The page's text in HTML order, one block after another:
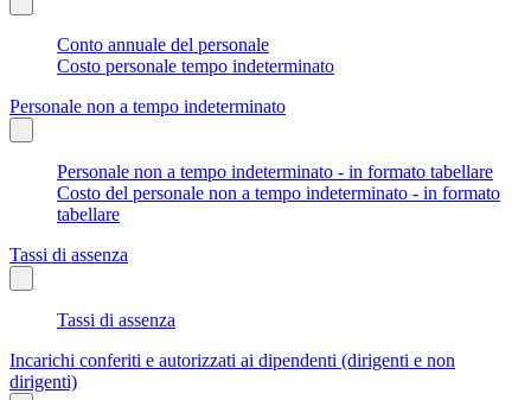
Conto annuale del personale
Costo personale tempo indeterminato
Personale non a tempo indeterminato
Personale non a tempo indeterminato - in formato tabellare
Costo del personale non a tempo indeterminato - in formato
tabellare
Tassi di assenza
Tassi di assenza
Incarichi conferiti e autorizzati ai dipendenti (dirigenti e non
dirigenti)